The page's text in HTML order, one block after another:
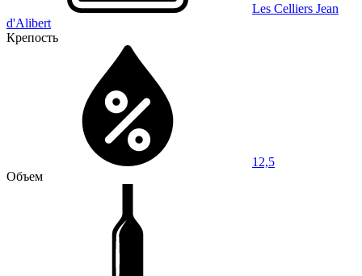
Les Celliers Jean
d'Alibert
Крепость
12,5
Объем